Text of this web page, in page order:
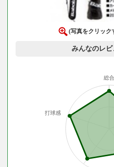
(写真をクリック
みんなのレ
総合
打球感